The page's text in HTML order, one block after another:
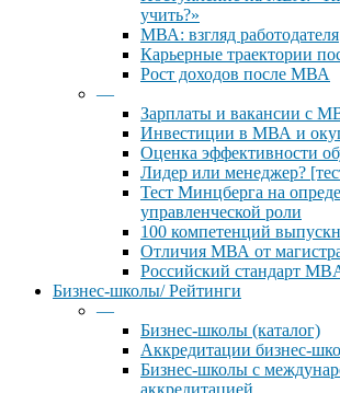
учить?»
МВА: взгляд работодателя
Карьерные траектории
Рост доходов после МВА
—
Зарплаты и вакансии с
Инвестиции в МВА и
Оценка эффективности
Лидер или менеджер?
Тест Минцберга на
управленческой роли
100 компетенций
Отличия МВА от
Российский стандарт
Бизнес-школы/ Рейтинги
—
Бизнес-школы (каталог)
Аккредитации бизнес-
Бизнес-школы с